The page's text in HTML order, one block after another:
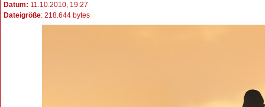
Datum: 11.10.2010, 19:27
Dateigröße: 218.644 bytes